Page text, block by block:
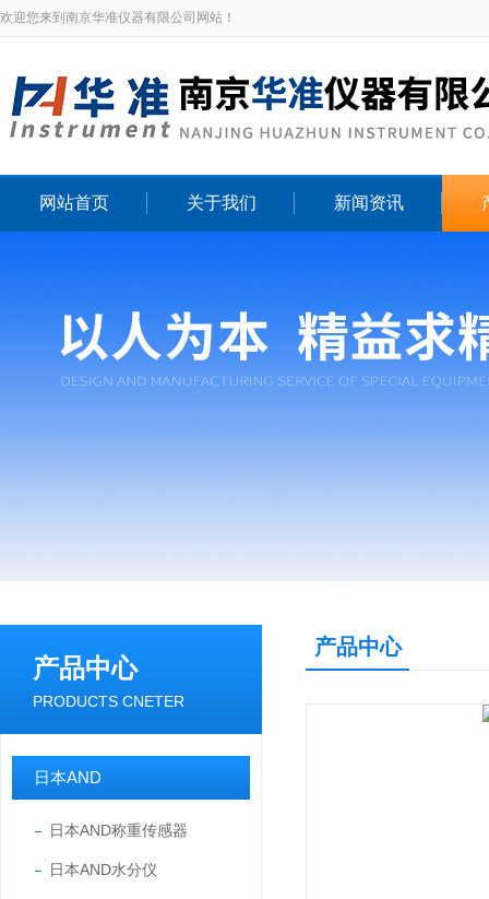
欢迎您来到南京华准仪器有限公司网站！
网站首页 关于我们 新闻资讯
产品中心
PRODUCTS CNETER
日本AND
日本AND称重传感器
日本AND水分仪
产品中心